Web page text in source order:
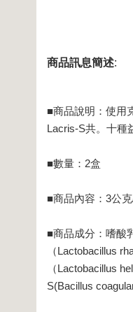
商品訊息簡述:
■商品說明：使用
Lacris-S共。十種
■數量：2盒
■商品內容：3公
■商品成分：嗜酸
（Lactobacillus
（Lactobacillus
S(Bacillus